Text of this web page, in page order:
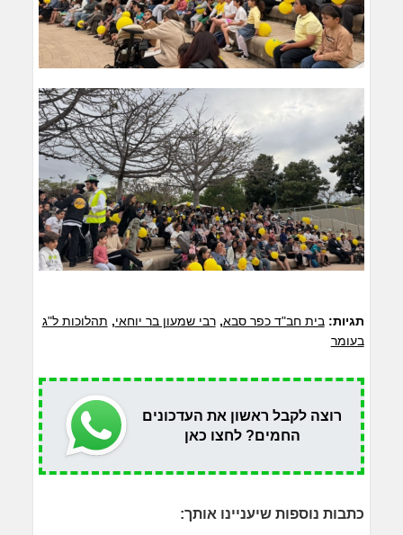
תגיות:בית חב"ד כפר סבא,רבי שמעון בר יוחאי, תהלוכות ל"ג
בעומר
רוצה לקבל ראשון את העדכונים
החמים? לחצו כאן
כתבות נוספות שיעניינו אותך: